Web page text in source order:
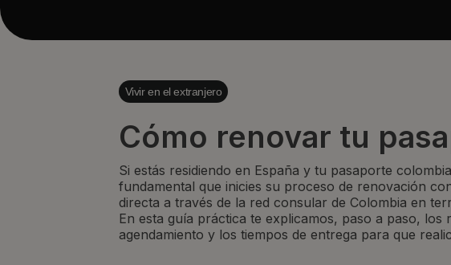
Vivir en el extranjero
Cómo renovar tu
Si estás residiendo en España y tu pasaporte
fundamental que inicies su proceso de renovación
directa a través de la red consular de Colombia en
En esta guía práctica te explicamos, paso a paso,
agendamiento y los tiempos de entrega para que